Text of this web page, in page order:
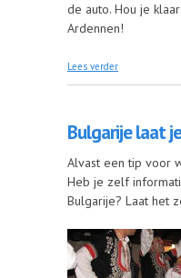
de auto. Hou je
Ardennen!
Lees verder
Bulgarije laat
Alvast een tip voor
Heb je zelf
Bulgarije? Laat het